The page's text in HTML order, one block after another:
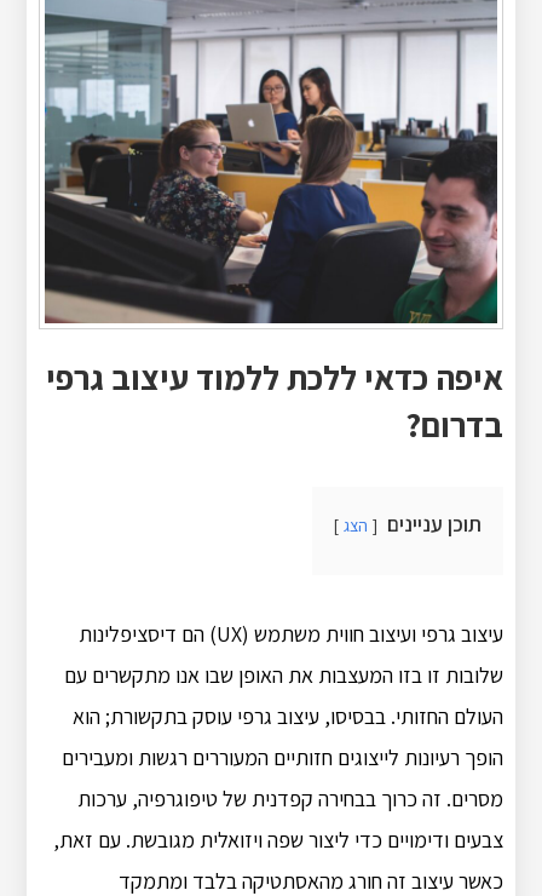
איפה כדאי ללכת ללמוד עיצוב גרפי
בדרום?
תוכן עניינים הצג
עיצוב גרפי ועיצוב חווית משתמש (UX) הם דיסציפלינות
שלובות זו בזו המעצבות את האופן שבו אנו מתקשרים עם
העולם החזותי. בבסיסו, עיצוב גרפי עוסק בתקשורת; הוא
הופך רעיונות לייצוגים חזותיים המעוררים רגשות ומעבירים
מסרים. זה כרוך בבחירה קפדנית של טיפוגרפיה, ערכות
צבעים ודימויים כדי ליצור שפה ויזואלית מגובשת. עם זאת,
כאשר עיצוב זה חורג מהאסתטיקה בלבד ומתמקד